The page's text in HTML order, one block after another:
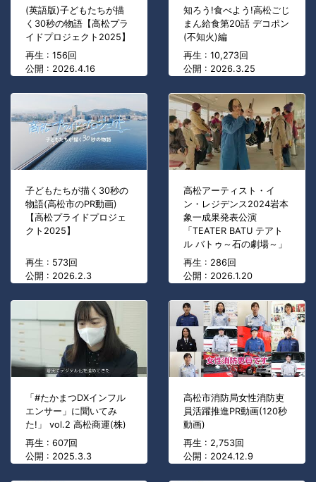
(英語版)子どもたちが描
く30秒の物語【高松プラ
イドプロジェクト2025】
再生 : 156回
公開 : 2026.4.16
知ろう!食べよう!高松ごじ
まん給食第20話 デコポン
(不知火)編
再生 : 10,273回
公開 : 2026.3.25
子どもたちが描く30秒の
物語(高松市のPR動画)
【高松プライドプロジェ
クト2025】
再生 : 573回
公開 : 2026.2.3
高松アーティスト・イ
ン・レジデンス2024岩本
象一成果発表公演
「TEATER BATU テアト
ル バトゥ～石の劇場～」
再生 : 286回
公開 : 2026.1.20
「#たかまつDXインフル
エンサー」に聞いてみ
た!」 vol.2 高松商運(株)
再生 : 607回
公開 : 2025.3.3
高松市消防局女性消防吏
員活躍推進PR動画(120秒
動画)
再生 : 2,753回
公開 : 2024.12.9